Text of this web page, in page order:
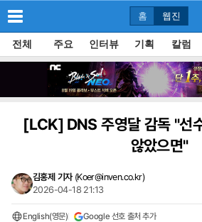
홈 웹진
전체 주요 인터뷰 기획 칼럼
[LCK]DNS 주영달 감독 "선
않았으면"
김홍제 기자 (Koer@inven.co.kr)
2026-04-18 21:13
English(영문) Google 선호 출처 추가